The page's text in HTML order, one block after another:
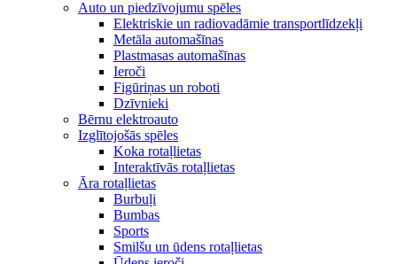
Auto un piedzīvojumu spēles
Elektriskie un radiovadāmie transportlīdzekļi
Metāla automašīnas
Plastmasas automašīnas
Ieroči
Figūriņas un roboti
Dzīvnieki
Bērnu elektroauto
Izglītojošās spēles
Koka rotaļlietas
Interaktīvās rotaļlietas
Āra rotaļlietas
Burbuļi
Bumbas
Sports
Smilšu un ūdens rotaļlietas